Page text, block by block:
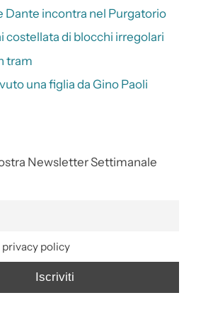
Dante incontra nel Purgatorio
costellata di blocchi irregolari
tram
una figlia da Gino Paoli
Newsletter Settimanale
policy